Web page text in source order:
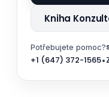
Kniha
Potřebujete pomoc?
+1 (647) 372-1565•